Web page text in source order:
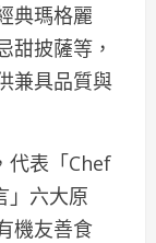
典瑪格麗
甜披薩等，
兼具品質與
代表「Chef
」六大原
機友善食